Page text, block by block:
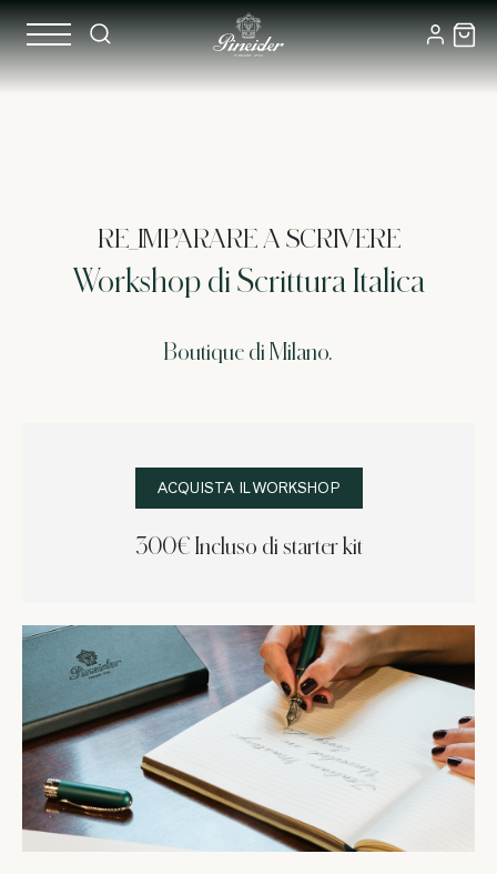
RE_IMPARARE A SCRIVERE
Workshop di Scrittura Italica
Boutique di Milano.
ACQUISTA IL WORKSHOP
300€ Incluso di starter kit